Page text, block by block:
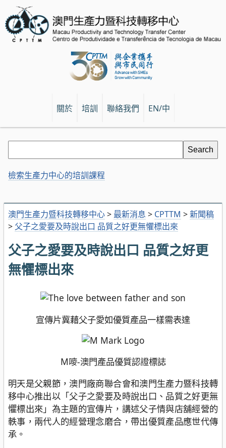
關於 培訓 聯絡我們 EN/中
澳門生產力暨科技轉移中心> 最新消息 > CPTTM >新聞稿
> 父子之愛要及時說出口 品質之好更無懼標出來
父子之愛要及時說出口 品質之好更
無懼標出來
宣傳片冀藉父子愛如優質產品一樣需表達
M嘜-澳門產品優質認證標誌
明天是父親節，澳門廠商聯合會和澳門生產力暨科技轉
移中心推出以「父子之愛要及時說出口、品質之好更無
懼標出來」為主題的宣傳片，講述父子情與店舖經營的
軼事，兩代人的經營理念磨合，帶出優質產品應世代傳
承。
檢索生產力中心的培訓課程